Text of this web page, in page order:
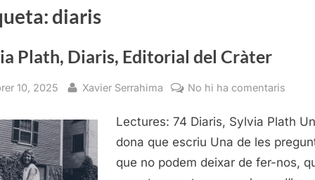
diaris
Plath, Diaris, Editorial del Cràter
10, 2025 By
Xavier Serrahima No hi ha comentaris
Plath,
Diaris,
Lectures: 74 Diaris, Sylvia Plath
dona que escriu Una de les
que no podem deixar de fer-nos,